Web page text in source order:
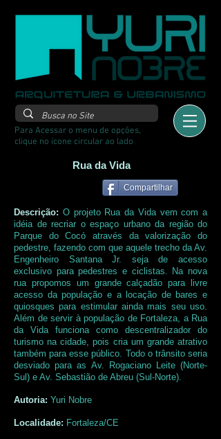
Para Acessar o menu de opções,
clique no ícone circular ao lado
Rua da Vida
Compartilhar
Descrição: O projeto Rua da Vida vem com a
idéia de recriar o espaço urbano da região do
Parque do Cocó através da valorização do
pedestre, fazendo com que aquele trecho da Av.
Engenheiro Santana Jr. seja de acesso
exclusivo para pedestres e ciclistas. Na nova
rua propomos um grande calçadão para livre
acesso da população e a locação de bares e
quiosques para estimular ainda mais seu uso.
Além de servir à população de Fortaleza, a Rua
da Vida funciona como descentralizador do
turismo na cidade, pois cria um grande atrativo
também para esse público. Todo o trânsito seria
desviado para as Av. Rogaciano Leite (Norte-
Sul) e Av. Sebastião de Abreu (Sul-Norte).
Autoria: Yuri Nobre
Localidade: Fortaleza/CE